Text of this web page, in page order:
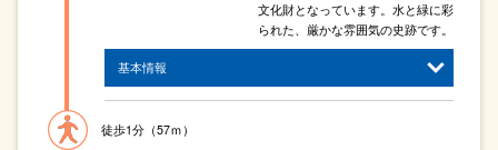
文化財となっています。水と緑に彩
られた、厳かな雰囲気の史跡です。
基本情報
徒歩1分（57ｍ）